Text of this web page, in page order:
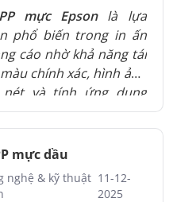
mực Epsonlà lựa
phổ biến trong in ấn
cáo nhờ khả năng tái
chính xác, hình ảnh
nét và tính ứng dụng
hoạt. Công nghệ này
hợp cho nhiều không
trưng bày khác nhau,
biệt là các ấn phẩm cần
thẩm mỹ cao và độ ổn
mực dầu
nghệ & kỹ thuật 11-12-
2025